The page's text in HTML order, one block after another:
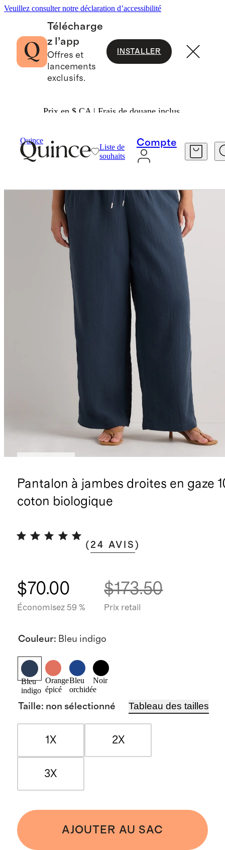
Veuillez consulter notre déclaration d’accessibilité
Télécharge
z l’app
Offres et
lancements
exclusifs.
INSTALLER
Prix en $ CA | Frais de douane inclus.
Quince
Liste de
souhaits
Compte
Pantalon à jambes droites en gaze
coton biologique
( 24 AVIS )
$70.00
Économisez 59 %
$173.50
Prix retail
Couleur: Bleu indigo
Bleu
indigo
Orange
épicé
Bleu
orchidée
Noir
Taille: non sélectionné Tableau des tailles
1X 2X
3X
AJOUTER AU SAC